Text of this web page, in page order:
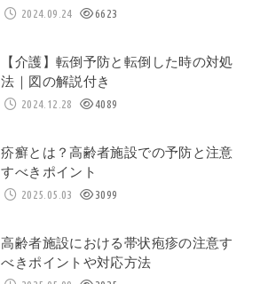
2024.09.24 6623
【介護】転倒予防と転倒した時の対処
法｜図の解説付き
2024.12.28 4089
疥癬とは？高齢者施設での予防と注意
すべきポイント
2025.05.03 3099
高齢者施設における帯状疱疹の注意す
べきポイントや対応方法